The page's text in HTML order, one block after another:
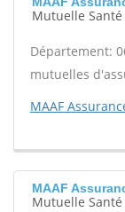
Mutuelle
Département:
mutuelles
MAAF
MAAF
Mutuelle